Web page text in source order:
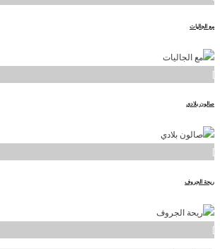
مع الجاليات
]
صالون بلادي
]
ريحة الجروف
]